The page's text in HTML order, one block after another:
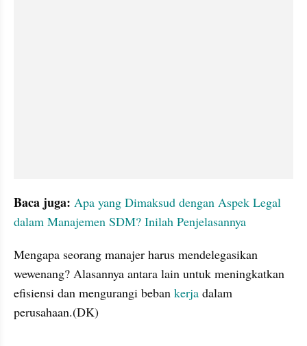
Baca juga: Apa yang Dimaksud dengan Aspek Legal
dalam Manajemen SDM? Inilah Penjelasannya
Mengapa seorang manajer harus mendelegasikan
wewenang? Alasannya antara lain untuk meningkatkan
efisiensi dan mengurangi beban kerja dalam
perusahaan.(DK)